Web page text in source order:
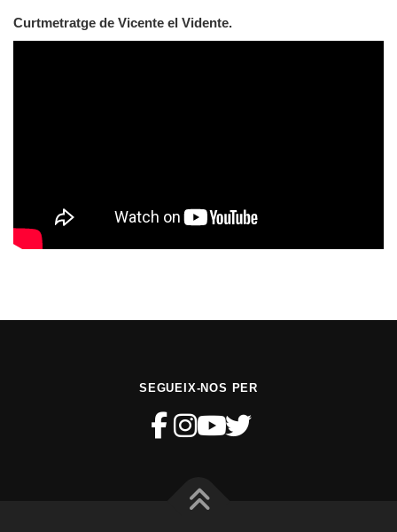
Curtmetratge de Vicente el Vidente.
SEGUEIX-NOS PER